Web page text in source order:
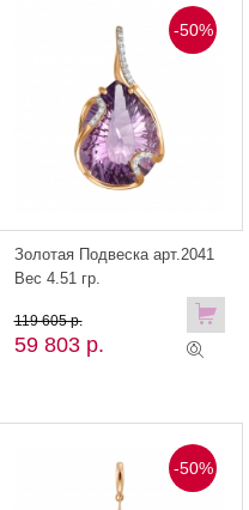
-50%
Золотая Подвеска арт.2041
Вес 4.51 гр.
59 803 р.
119 605 р.
-50%